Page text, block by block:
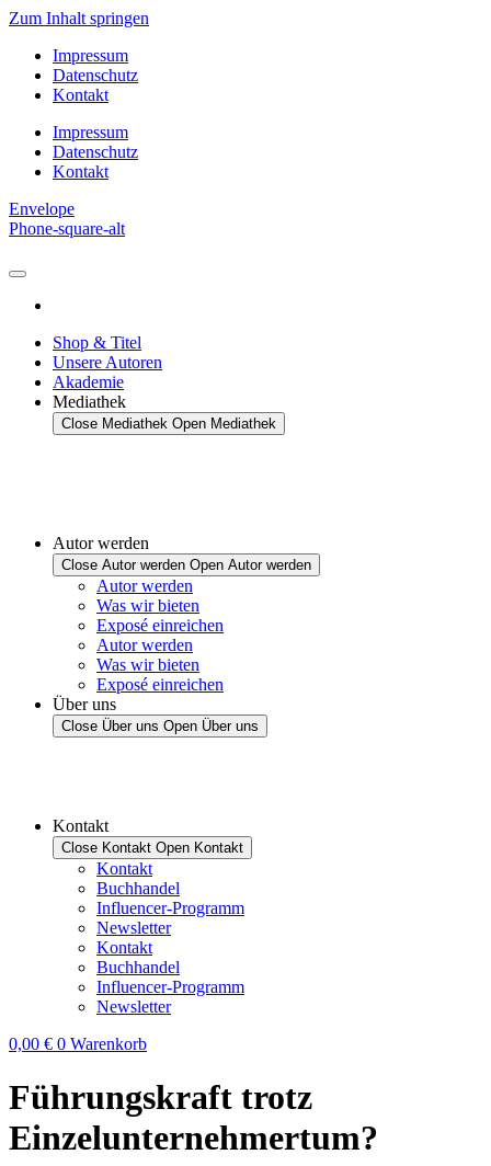
Zum Inhalt springen
Impressum
Datenschutz
Kontakt
Impressum
Datenschutz
Kontakt
Envelope
Phone-square-alt
Shop & Titel
Unsere Autoren
Akademie
Mediathek
Close Mediathek Open Mediathek
Autor werden
Close Autor werden Open Autor werden
Autor werden
Was wir bieten
Exposé einreichen
Autor werden
Was wir bieten
Exposé einreichen
Über uns
Close Über uns Open Über uns
Kontakt
Close Kontakt Open Kontakt
Kontakt
Buchhandel
Influencer-Programm
Newsletter
Kontakt
Buchhandel
Influencer-Programm
Newsletter
0,00 € 0 Warenkorb
Führungskraft trotz
Einzelunternehmertum?